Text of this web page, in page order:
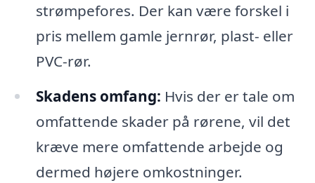
strømpefores. Der kan være forskel i
pris mellem gamle jernrør, plast- eller
PVC-rør.
Skadens omfang: Hvis der er tale om
omfattende skader på rørene, vil det
kræve mere omfattende arbejde og
dermed højere omkostninger.